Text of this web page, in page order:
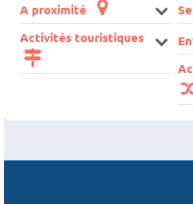
A proximité
Activités touristiques